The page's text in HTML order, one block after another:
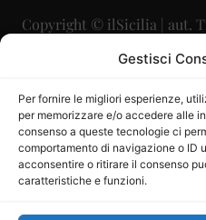
Gestisci
Per fornire le migliori esperienze,
per memorizzare e/o accedere alle
consenso a queste tecnologie ci
comportamento di navigazione o ID
acconsentire o ritirare il consenso
caratteristiche e funzioni.
Copyright © ilSicilia | aut.
29/
Direttore
Direttore